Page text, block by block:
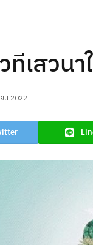
ทีเสว
น 2022